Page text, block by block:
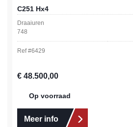
C251 Hx4
Draaiuren
748
Ref #6429
Normale prijs:
€ 48.500,00
Op voorraad
Meer info